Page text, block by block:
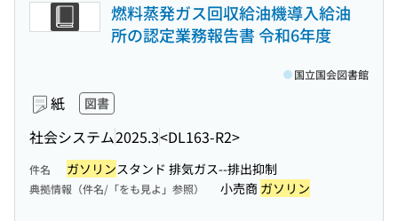
燃料蒸発ガス回収給油機導入給油
所の認定業務報告書 令和6年度
紙 図書
社会システム2025.3<DL163-R2>
国立国会図書館
件名 ガソリンスタンド 排気ガス--排出抑制
典拠情報（件名/「をも見よ」参照） 小売商 ガソリン